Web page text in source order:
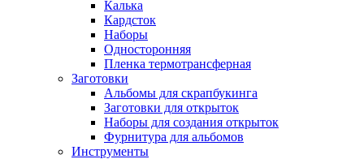
Калька
Кардсток
Наборы
Односторонняя
Пленка термотрансферная
Заготовки
Альбомы для скрапбукинга
Заготовки для открыток
Наборы для создания открыток
Фурнитура для альбомов
Инструменты